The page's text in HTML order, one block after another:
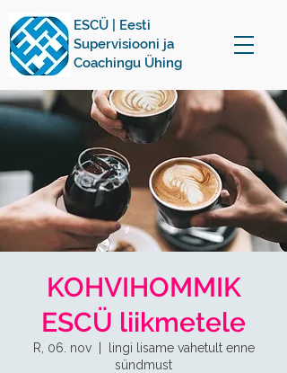
ESCÜ | Eesti
Supervisiooni ja
Coachingu Ühing
KOHVIHOMMIK
ESCÜ liikmetele
R, 06. nov
  |
lingi lisame vahetult enne
sündmust